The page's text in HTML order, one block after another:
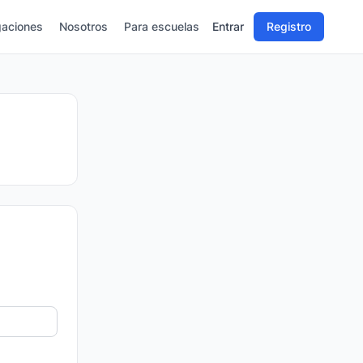
Nosotros Para escuelas Entrar Registro